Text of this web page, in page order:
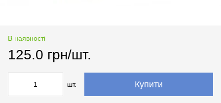
В наявності
125.0 грн/шт.
шт. Купити